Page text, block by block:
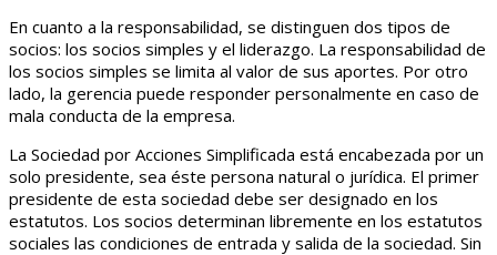
En cuanto a la responsabilidad, se distinguen dos tipos de
socios: los socios simples y el liderazgo. La responsabilidad de
los socios simples se limita al valor de sus aportes. Por otro
lado, la gerencia puede responder personalmente en caso de
mala conducta de la empresa.
La Sociedad por Acciones Simplificada está encabezada por un
solo presidente, sea éste persona natural o jurídica. El primer
presidente de esta sociedad debe ser designado en los
estatutos. Los socios determinan libremente en los estatutos
sociales las condiciones de entrada y salida de la sociedad. Sin